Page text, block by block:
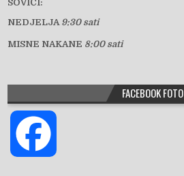
SOVIĆI:
NEDJELJA 9:30 sati
MISNE NAKANE 8:00 sati
FACEBOOK FOTO